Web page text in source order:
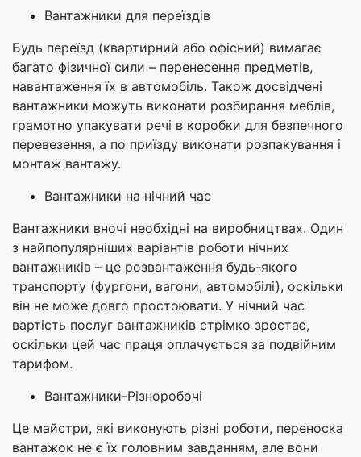
Вантажники для переїздів
Будь переїзд (квартирний або офісний) вимагає
багато фізичної сили – перенесення предметів,
навантаження їх в автомобіль. Також досвідчені
вантажники можуть виконати розбирання меблів,
грамотно упакувати речі в коробки для безпечного
перевезення, а по приїзду виконати розпакування і
монтаж вантажу.
Вантажники на нічний час
Вантажники вночі необхідні на виробництвах. Один
з найпопулярніших варіантів роботи нічних
вантажників – це розвантаження будь-якого
транспорту (фургони, вагони, автомобілі), оскільки
він не може довго простоювати. У нічний час
вартість послуг вантажників стрімко зростає,
оскільки цей час праця оплачується за подвійним
тарифом.
Вантажники-Різноробочі
Це майстри, які виконують різні роботи, переноска
вантажок не є їх головним завданням, але вони